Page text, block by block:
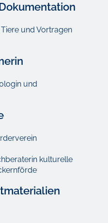
und Vortragen
und
kulturelle